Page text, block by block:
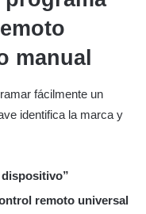
manual
fácilmente un
identifica la marca y
dispositivo”
remoto universal